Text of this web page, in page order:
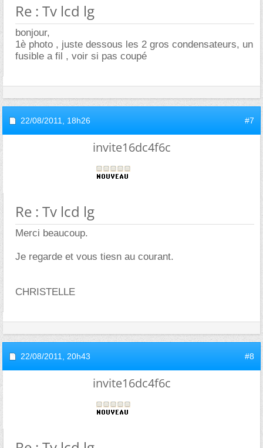
Re : Tv lcd lg
bonjour,
1è photo , juste dessous les 2 gros condensateurs, un
fusible a fil , voir si pas coupé
22/08/2011, 18h26 #7
invite16dc4f6c
Re : Tv lcd lg
Merci beaucoup.
Je regarde et vous tiesn au courant.
CHRISTELLE
22/08/2011, 20h43 #8
invite16dc4f6c